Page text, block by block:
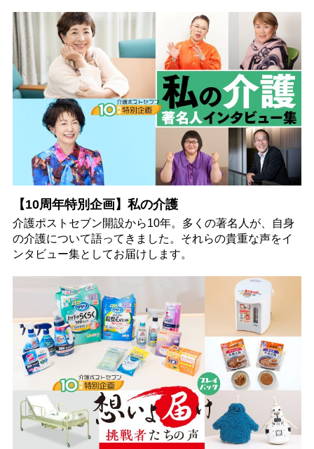
【10周年特別企画】私の介護
介護ポストセブン開設から10年。多くの著名人が、自身
の介護について語ってきました。それらの貴重な声をイ
ンタビュー集としてお届けします。